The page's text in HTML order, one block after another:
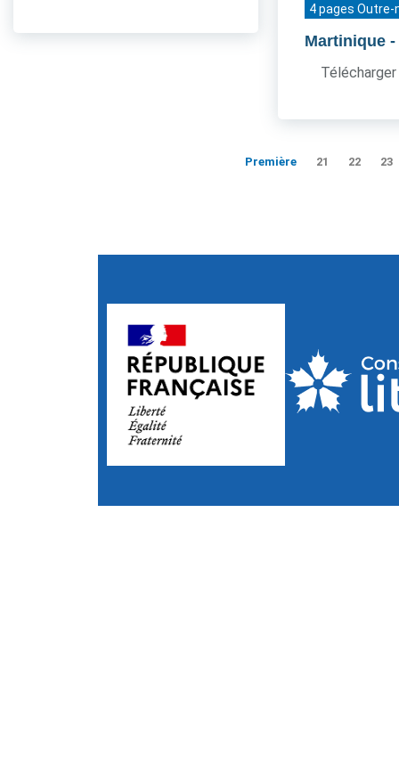
4 pages Outre-
Martinique -
Première 21 22 23